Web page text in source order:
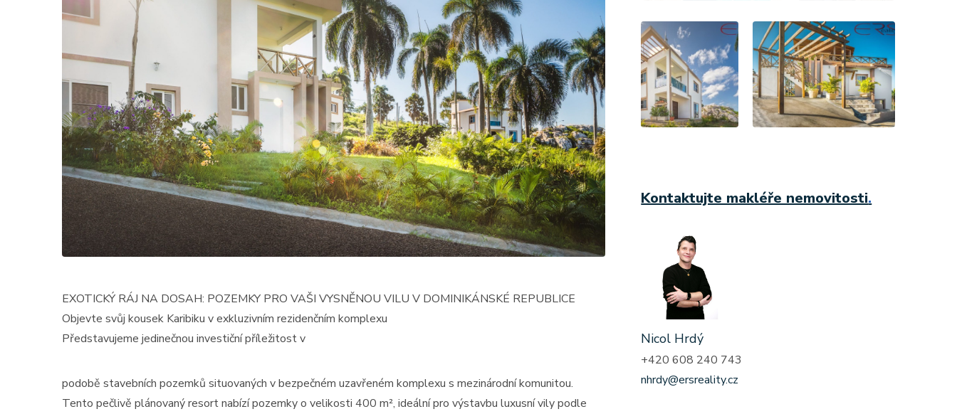
EXOTICKÝ RÁJ NA DOSAH: POZEMKY PRO VAŠI VYSNĚNOU VILU V DOMINIKÁNSKÉ REPUBLICE
Objevte svůj kousek Karibiku v exkluzivním rezidenčním komplexu
Představujeme jedinečnou investiční příležitost v
podobě stavebních pozemků situovaných v bezpečném uzavřeném komplexu s mezinárodní komunitou.
Tento pečlivě plánovaný resort nabízí pozemky o velikosti 400 m², ideální pro výstavbu luxusní vily podle
Kontaktujte makléře nemovitosti.
Nicol Hrdý
+420 608 240 743
nhrdy@ersreality.cz